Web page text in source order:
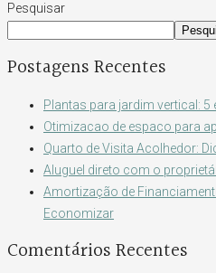
Pesquisar
Postagens Recentes
Plantas para jardim vertical: 5
Otimizacao de espaco para
Quarto de Visita Acolhedor:
Aluguel direto com o
Amortização de
Economizar
Comentários Recentes